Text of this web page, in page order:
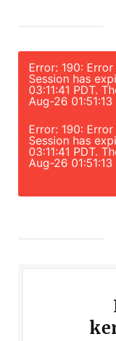
Error: 190:
Session has
03:11:41 PDT.
Aug-26 01:51:13
Error: 190:
Session has
03:11:41 PDT.
Aug-26 01:51:13